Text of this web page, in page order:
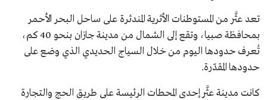
تعد عثَّر من المستوطنات الأثرية المندثرة على ساحل البحر الأحمر
بمحافظة صبيا، وتقع إلى الشمال من مدينة جازان بنحو 40 كم،
تُعرف حدودها اليوم من خلال السياج الحديدي الذي وضع على
حدودها المقدّرة.
كانت مدينة عثَّر إحدى المحطات الرئيسة على طريق الحج والتجارة